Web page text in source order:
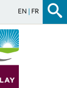
EN FR